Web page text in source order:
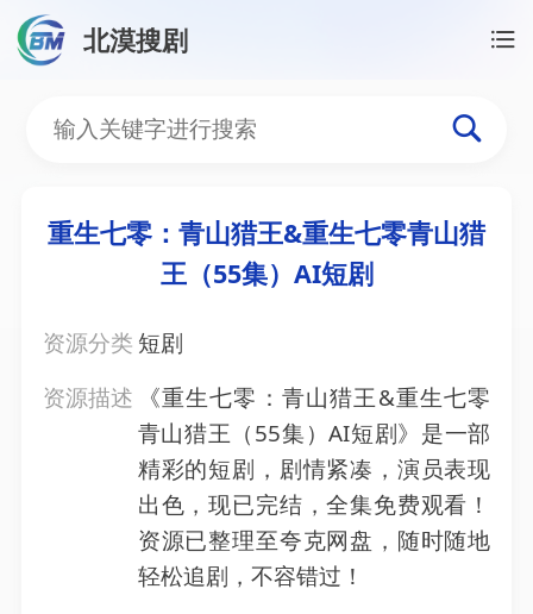
北漠搜剧
重生七零：青山猎王&重
重生七零：青山猎王&重生七零青山猎
王（55集）AI短剧
资源分类 短剧
资源描述
《重生七零：青山猎王&重生七零
青山猎王（55集）AI短剧》是一部
精彩的短剧，剧情紧凑，演员表现
出色，现已完结，全集免费观看！
资源已整理至夸克网盘，随时随地
轻松追剧，不容错过！